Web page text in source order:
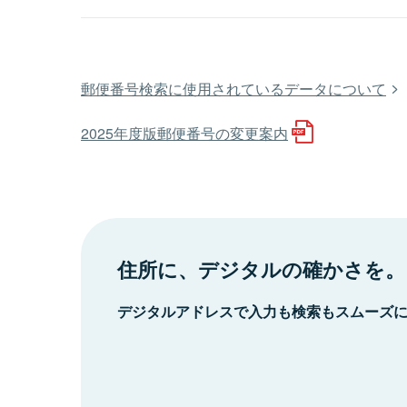
郵便番号検索に使用されているデータについて
2025年度版郵便番号の変更案内
住所に、デジタルの確かさを。
デジタルアドレスで入力も検索もスムーズ